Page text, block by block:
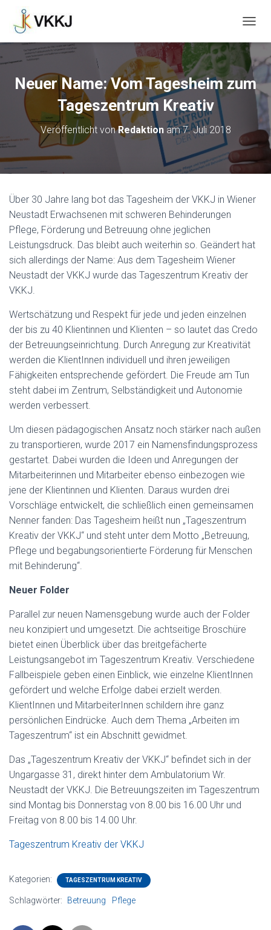
A
V
I
G
A
N
U
A
N
Neuer Name: Vom Tagesheim zum
Tageszentrum Kreativ
Veröffentlicht vonRedaktionam7. Juli 2018
Über 30 Jahre lang bot das Tagesheim der VKKJ in Wiener
Neustadt Erwachsenen mit schweren Behinderungen
Pflege, Förderung und Betreuung ohne jeglichen
Leistungsdruck. Das bleibt auch weiterhin so. Geändert hat
sich allerdings der Name: Aus dem Tagesheim Wiener
Neustadt der VKKJ wurde das Tageszentrum Kreativ der
VKKJ.
Wertschätzung und Respekt für jede und jeden einzelnen
der bis zu 40 Klientinnen und Klienten – so lautet das Credo
der Betreuungseinrichtung. Durch Anregung zur Kreativität
werden die KlientInnen individuell und ihren jeweiligen
Fähigkeiten entsprechende gefördert. Die Freude am Tun
steht dabei im Zentrum, Selbständigkeit und Autonomie
werden verbessert.
Um diesen pädagogischen Ansatz noch stärker nach außen
zu transportieren, wurde 2017 ein Namensfindungsprozess
gestartet. Dabei wurden die Ideen und Anregungen der
Mitarbeiterinnen und Mitarbeiter ebenso einbezogen wie
jene der Klientinnen und Klienten. Daraus wurden drei
Vorschläge entwickelt, die schließlich einen gemeinsamen
Nenner fanden: Das Tagesheim heißt nun „Tageszentrum
Kreativ der VKKJ“ und steht unter dem Motto „Betreuung,
Pflege und begabungsorientierte Förderung für Menschen
mit Behinderung“.
Neuer Folder
Parallel zur neuen Namensgebung wurde auch der Folder
neu konzipiert und umgesetzt. Die achtseitige Broschüre
bietet einen Überblick über das breitgefächerte
Leistungsangebot im Tageszentrum Kreativ. Verschiedene
Fallbeispiele geben einen Einblick, wie einzelne KlientInnen
gefördert und welche Erfolge dabei erzielt werden.
KlientInnen und MitarbeiterInnen schildern ihre ganz
persönlichen Eindrücke. Auch dem Thema „Arbeiten im
Tageszentrum“ ist ein Abschnitt gewidmet.
Das „Tageszentrum Kreativ der VKKJ“ befindet sich in der
Ungargasse 31, direkt hinter dem Ambulatorium Wr.
Neustadt der VKKJ. Die Betreuungszeiten im Tageszentrum
sind Montag bis Donnerstag von 8.00 bis 16.00 Uhr und
Freitag von 8.00 bis 14.00 Uhr.
Tageszentrum Kreativ der VKKJ
Kategorien: TAGESZENTRUM KREATIV
Schlagwörter: Betreuung Pflege